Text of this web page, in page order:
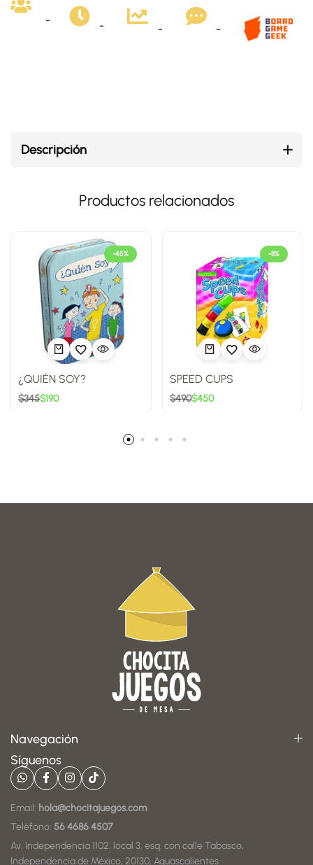
- - - -
Descripción
Productos relacionados
-45%
¿QUIÉN SOY?
$345$190
-8%
SPEED CUPS
$490$450
Navegación
Síguenos
Email: hola@chocitajuegos.com
Teléfono: 56 4686 4507
Av. Independencia 1102, local 3, esq. con calle Tabasco,
Independencia de México, 20130, Aguascalientes